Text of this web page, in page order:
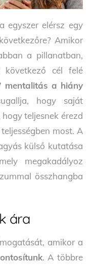
egyszer elérsz egy
Amikor
a pillanatban,
cél felé
mentalitás a hiány
hogy saját
teljesnek érezd
most. A
külső kutatása
megakadályoz
összhangba
ára
amikor a
. A többre